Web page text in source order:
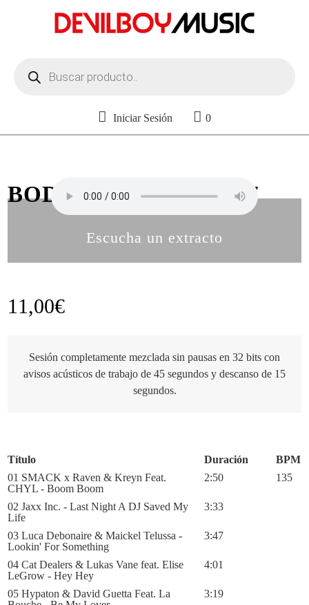
productos
Iniciar Sesión 0
BODY TONING VOL. 7
Escucha un extracto
11,00€
Sesión completamente mezclada sin pausas en 32 bits con
avisos acústicos de trabajo de 45 segundos y descanso de 15
segundos.
Título Duración
BPM
01 SMACK x Raven & Kreyn Feat.
CHYL - Boom Boom
2:50 135
02 Jaxx Inc. - Last Night A DJ Saved My
Life
3:33
03 Luca Debonaire & Maickel Telussa -
Lookin' For Something
3:47
04 Cat Dealers & Lukas Vane feat. Elise
LeGrow - Hey Hey
4:01
05 Hypaton & David Guetta Feat. La
3:19